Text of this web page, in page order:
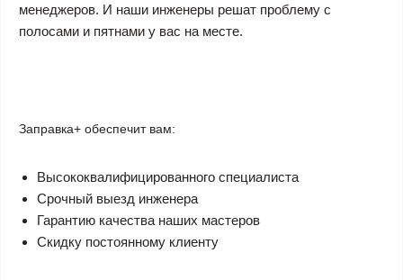
менеджеров. И наши инженеры решат проблему с
полосами и пятнами у вас на месте.
Заправка+ обеспечит вам:
Высококвалифицированного специалиста
Срочный выезд инженера
Гарантию качества наших мастеров
Скидку постоянному клиенту